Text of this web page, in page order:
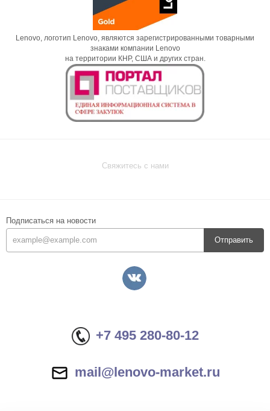
Lenovo, логотип Lenovo, являются зарегистрированными товарными
знаками компании Lenovo
на территории КНР, США и других стран.
Свяжитесь с нами
Подписаться на новости
Отправить
+7 495 280-80-12
mail@lenovo-market.ru